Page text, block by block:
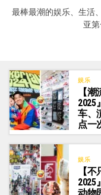
最棒最潮的娱乐、生活
亚
娱乐
【
2025
车、
点一
娱乐
【
2025